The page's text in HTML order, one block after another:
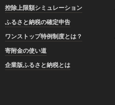
控除上限額シミュレーション
ふるさと納税の確定申告
ワンストップ特例制度とは？
寄附金の使い道
企業版ふるさと納税とは